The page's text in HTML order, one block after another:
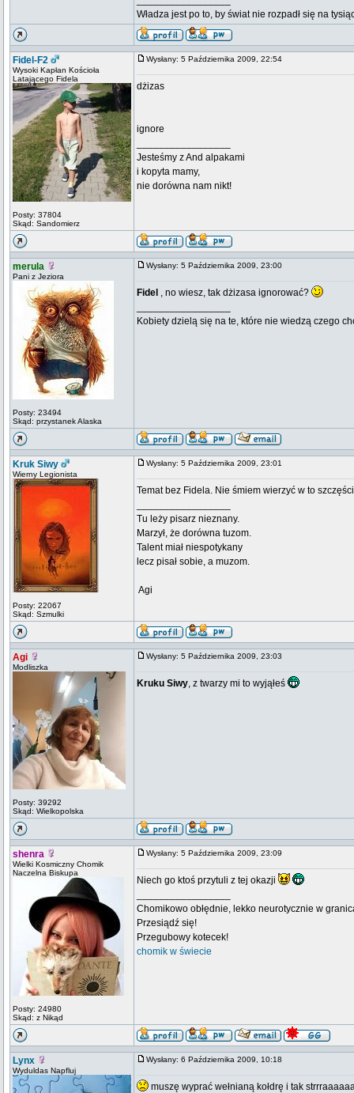
Władza jest po to, by świat nie rozpadł się na
Fidel-F2
Wysoki Kapłan Kościoła
Latającego Fidela
Posty: 37804
Skąd: Sandomierz
Wysłany: 5 Października 2009, 22:54
dżizas
ignore
Jesteśmy z And alpakami
i kopyta mamy,
nie dorówna nam nikt!
merula
Pani z Jeziora
Posty: 23494
Skąd: przystanek Alaska
Wysłany: 5 Października 2009, 23:00
Fidel , no wiesz, tak dżizasa ignorować?
Kobiety dzielą się na te, które nie wiedzą czego
Kruk Siwy
Wierny Legionista
Posty: 22067
Skąd: Szmulki
Wysłany: 5 Października 2009, 23:01
Temat bez Fidela. Nie śmiem wierzyć w to
Tu leży pisarz nieznany.
Marzył, że dorówna tuzom.
Talent miał niespotykany
lecz pisał sobie, a muzom.
 Agi
Agi
Modliszka
Posty: 39292
Skąd: Wielkopolska
Wysłany: 5 Października 2009, 23:03
Kruku Siwy, z twarzy mi to wyjąłeś
shenra
Wielki Kosmiczny Chomik
Naczelna Biskupa
Posty: 24980
Skąd: z Nikąd
Wysłany: 5 Października 2009, 23:09
Niech go ktoś przytuli z tej okazji
Chomikowo obłędnie, lekko neurotycznie w
Przesiądź się!
Przegubowy kotecek!
chomik w świecie
Lynx
Wyduldas Napfluj
Wysłany: 6 Października 2009, 10:18
muszę wyprać wełnianą kołdrę i tak